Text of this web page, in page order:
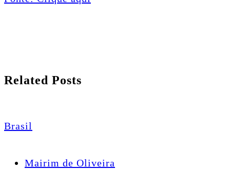
Related Posts
Brasil
Mairim de Oliveira